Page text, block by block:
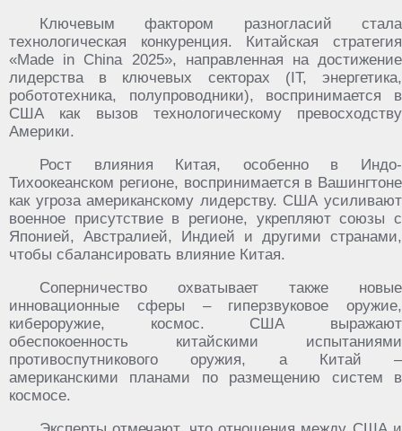
Ключевым фактором разногласий стала
технологическая конкуренция. Китайская стратегия
«Made in China 2025», направленная на достижение
лидерства в ключевых секторах (IT, энергетика,
робототехника, полупроводники), воспринимается в
США как вызов технологическому превосходству
Америки.
Рост влияния Китая, особенно в Индо-
Тихоокеанском регионе, воспринимается в Вашингтоне
как угроза американскому лидерству. США усиливают
военное присутствие в регионе, укрепляют союзы с
Японией, Австралией, Индией и другими странами,
чтобы сбалансировать влияние Китая.
Соперничество охватывает также новые
инновационные сферы – гиперзвуковое оружие,
кибероружие, космос. США выражают
обеспокоенность китайскими испытаниями
противоспутникового оружия, а Китай –
американскими планами по размещению систем в
космосе.